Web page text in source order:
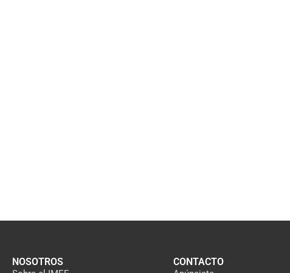
NOSOTROS CONTACTO